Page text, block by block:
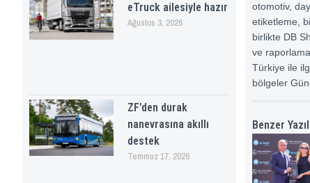
eTruck ailesiyle hazır
Ağustos 3, 2026
ZF’den durak
nanevrasına akıllı
destek
Temmuz 17, 2026
otomotiv,
etiketleme,
birlikte DB
ve
Türkiye ile
bölgeler
Benzer